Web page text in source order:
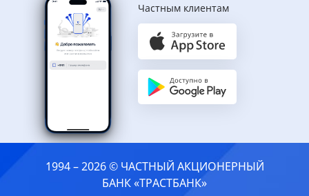
Частным клиентам
1994 – 2026 © ЧАСТНЫЙ АКЦИОНЕРНЫЙ
БАНК «ТРАСТБАНК»